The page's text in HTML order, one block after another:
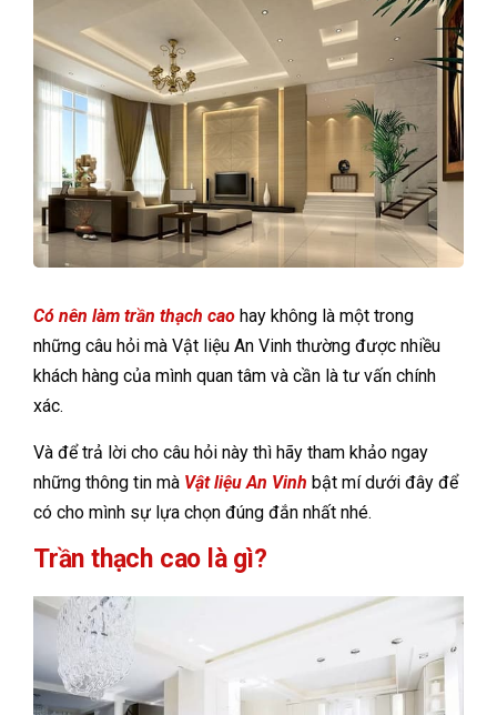
Có nên làm trần thạch cao hay không là một trong
những câu hỏi mà Vật liệu An Vinh thường được nhiều
khách hàng của mình quan tâm và cần là tư vấn chính
xác.
Và để trả lời cho câu hỏi này thì hãy tham khảo ngay
những thông tin mà Vật liệu An Vinh bật mí dưới đây để
có cho mình sự lựa chọn đúng đắn nhất nhé.
Trần thạch cao là gì?